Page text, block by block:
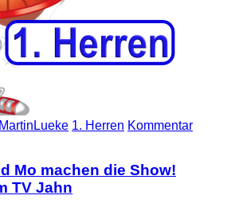
MartinLueke 1. Herren Kommentar
Mo machen die Show!
TV Jahn